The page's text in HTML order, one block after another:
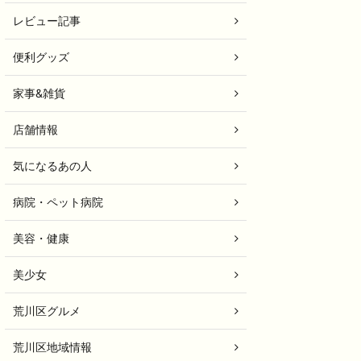
レビュー記事
便利グッズ
家事&雑貨
店舗情報
気になるあの人
病院・ペット病院
美容・健康
美少女
荒川区グルメ
荒川区地域情報